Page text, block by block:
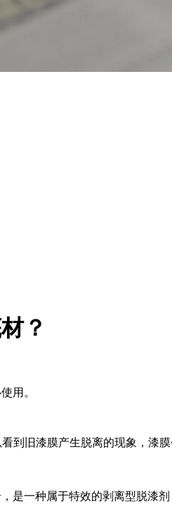
？
用。
到旧漆膜产生脱离的现象，
是一种属于特效的剥离型脱漆